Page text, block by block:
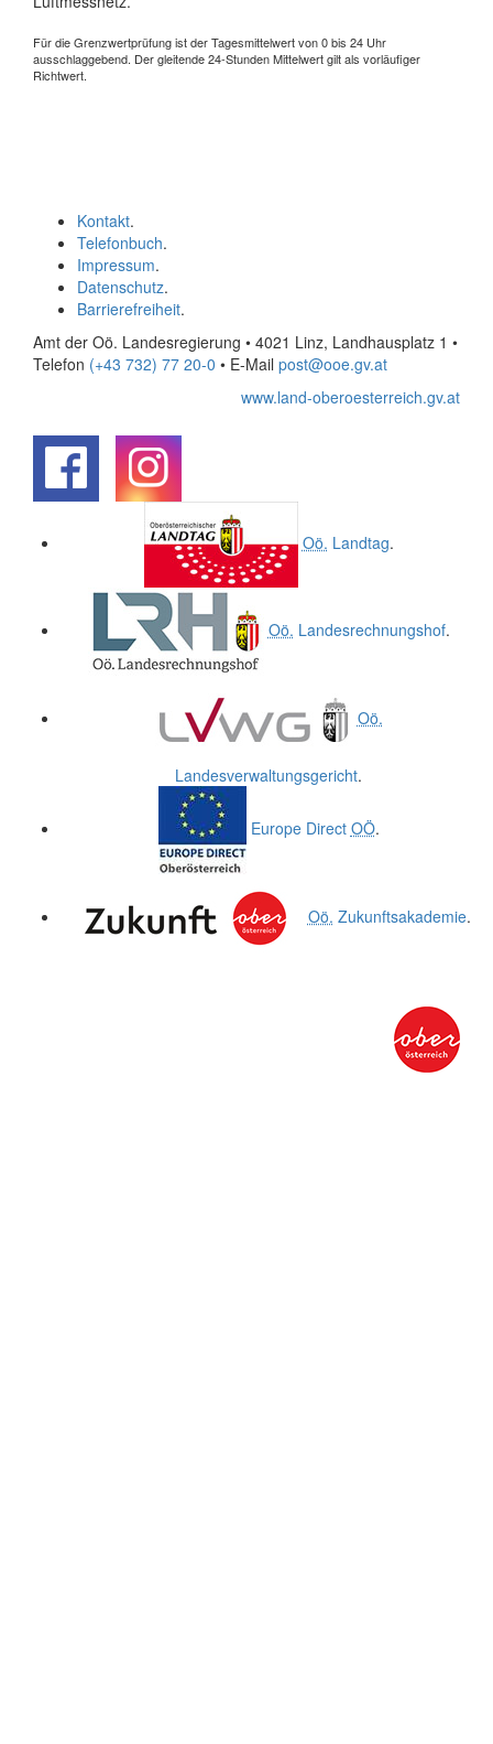
Für die Grenzwertprüfung ist der Tagesmittelwert von 0 bis 24 Uhr
ausschlaggebend. Der gleitende 24-Stunden Mittelwert gilt als vorläufiger
Richtwert.
Kontakt.
Telefonbuch.
Impressum.
Datenschutz.
Barrierefreiheit.
Amt der Oö. Landesregierung • 4021 Linz, Landhausplatz 1 •
Telefon (+43 732) 77 20-0 • E-Mail post@ooe.gv.at
www.land-oberoesterreich.gv.at
Oö. Landtag.
Oö. Landesrechnungshof.
Oö.
Landesverwaltungsgericht.
Europe Direct OÖ.
Oö. Zukunftsakademie.